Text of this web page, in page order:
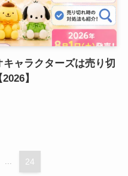
ャラクターズは売り切
】
... 24